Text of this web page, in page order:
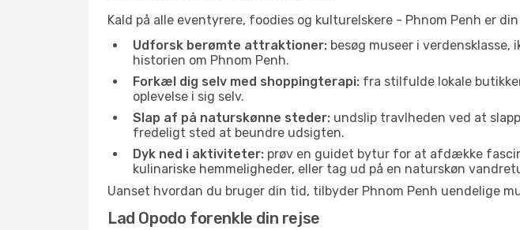
Kald på alle eventyrere, foodies og kulturelskere - Phnom Penh er
Udforsk berømte attraktioner: besøg museer i
historien om Phnom Penh.
Forkæl dig selv med shoppingterapi: fra stilfulde lokale
oplevelse i sig selv.
Slap af på naturskønne steder: undslip travlheden ved at
fredeligt sted at beundre udsigten.
Dyk ned i aktiviteter: prøv en guidet bytur for at afdække
kulinariske hemmeligheder, eller tag ud på en naturskøn
Uanset hvordan du bruger din tid, tilbyder Phnom Penh uendelige
Lad Opodo forenkle din rejse